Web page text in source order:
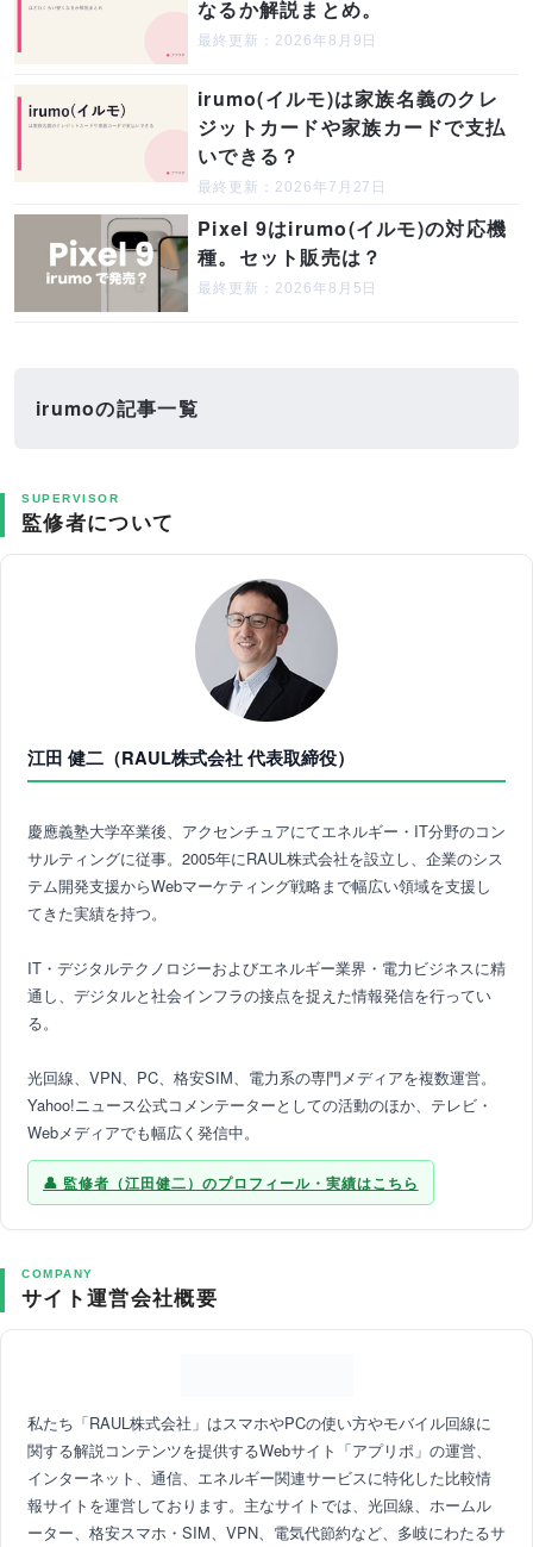
なるか解説まとめ。
最終更新：2026年8月9日
irumo(イルモ)は家族名義のクレ
ジットカードや家族カードで支払
いできる？
最終更新：2026年7月27日
Pixel 9はirumo(イルモ)の対応機
種。セット販売は？
最終更新：2026年8月5日
irumoの記事一覧
SUPERVISOR
監修者について
江田 健二（RAUL株式会社 代表取締役）
慶應義塾大学卒業後、アクセンチュアにてエネルギー・IT分野のコン
サルティングに従事。2005年にRAUL株式会社を設立し、企業のシス
テム開発支援からWebマーケティング戦略まで幅広い領域を支援し
てきた実績を持つ。
IT・デジタルテクノロジーおよびエネルギー業界・電力ビジネスに精
通し、デジタルと社会インフラの接点を捉えた情報発信を行ってい
る。
光回線、VPN、PC、格安SIM、電力系の専門メディアを複数運営。
Yahoo!ニュース公式コメンテーターとしての活動のほか、テレビ・
Webメディアでも幅広く発信中。
監修者（江田健二）のプロフィール・実績はこちら
COMPANY
サイト運営会社概要
私たち「RAUL株式会社」はスマホやPCの使い方やモバイル回線に
関する解説コンテンツを提供するWebサイト「アプリポ」の運営、
インターネット、通信、エネルギー関連サービスに特化した比較情
報サイトを運営しております。主なサイトでは、光回線、ホームル
ーター、格安スマホ・SIM、VPN、電気代節約など、多岐にわたるサ